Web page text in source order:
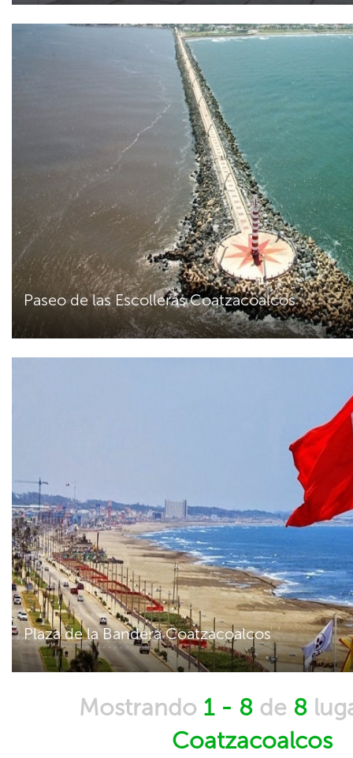
Paseo de las Escolleras Coatzacoalcos
Plaza de la Bandera Coatzacoalcos
Mostrando 1 - 8 de 8
Coatzacoalcos